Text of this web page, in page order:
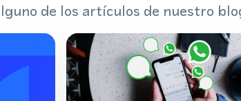
de los artículos de nuestro